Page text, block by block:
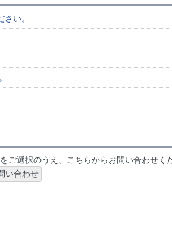
い。
ご選択のうえ、こちらからお問い合わせく